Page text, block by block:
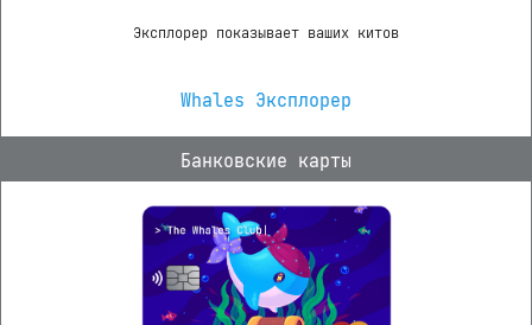
Эксплорер показывает ваших китов
Whales Эксплорер
Банковские карты